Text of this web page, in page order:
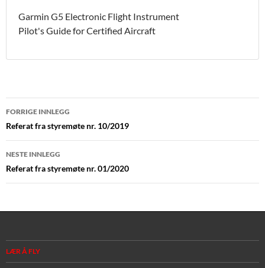
Garmin G5 Electronic Flight Instrument
Pilot's Guide for Certified Aircraft
Innleggsnavigasjon
FORRIGE INNLEGG
Referat fra styremøte nr. 10/2019
NESTE INNLEGG
Referat fra styremøte nr. 01/2020
LÆR Å FLY